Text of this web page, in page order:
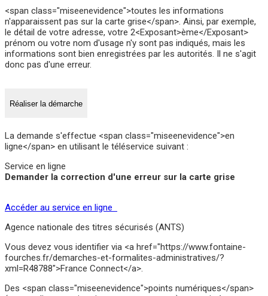
<span class="miseenevidence">toutes les informations
n'apparaissent pas sur la carte grise</span>. Ainsi, par exemple,
le détail de votre adresse, votre 2<Exposant>ème</Exposant>
prénom ou votre nom d'usage n'y sont pas indiqués, mais les
informations sont bien enregistrées par les autorités. Il ne s'agit
donc pas d'une erreur.
Réaliser la démarche
La demande s'effectue <span class="miseenevidence">en
ligne</span> en utilisant le téléservice suivant :
Service en ligne
Demander la correction d'une erreur sur la carte grise
Accéder au service en ligne
Agence nationale des titres sécurisés (ANTS)
Vous devez vous identifier via <a href="https://www.fontaine-
fourches.fr/demarches-et-formalites-administratives/?
xml=R48788">France Connect</a>.
Des <span class="miseenevidence">points numériques</span>